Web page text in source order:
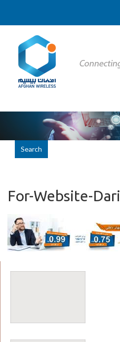
Search
For-Website-Dari